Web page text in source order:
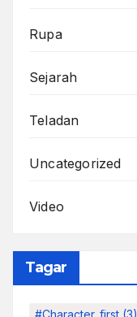
Rupa
Sejarah
Teladan
Uncategorized
Video
Tagar